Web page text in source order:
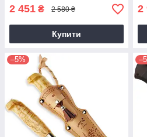
2 451 ₴ 2 580 ₴
Купити
2
–5%